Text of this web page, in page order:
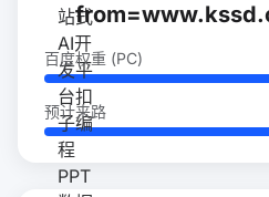
百度权重 (PC)
预计来路